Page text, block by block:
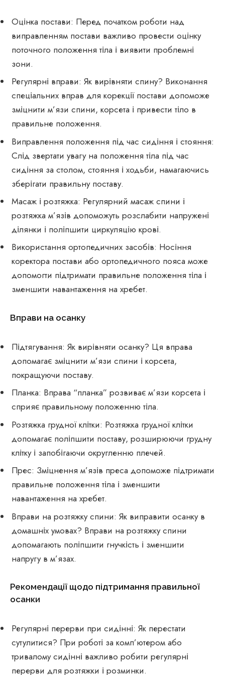
Оцінка постави: Перед початком роботи над
виправленням постави важливо провести оцінку
поточного положення тіла і виявити проблемні
зони.
Регулярні вправи: Як вирівняти спину? Виконання
спеціальних вправ для корекції постави допоможе
зміцнити м’язи спини, корсета і привести тіло в
правильне положення.
Виправлення положення під час сидіння і стояння:
Слід звертати увагу на положення тіла під час
сидіння за столом, стояння і ходьби, намагаючись
зберігати правильну поставу.
Масаж і розтяжка: Регулярний масаж спини і
розтяжка м’язів допоможуть розслабити напружені
ділянки і поліпшити циркуляцію крові.
Використання ортопедичних засобів: Носіння
коректора постави або ортопедичного пояса може
допомогти підтримати правильне положення тіла і
зменшити навантаження на хребет.
Вправи на осанку
Підтягування: Як вирівняти осанку? Ця вправа
допомагає зміцнити м’язи спини і корсета,
покращуючи поставу.
Планка: Вправа “планка” розвиває м’язи корсета і
сприяє правильному положенню тіла.
Розтяжка грудної клітки: Розтяжка грудної клітки
допомагає поліпшити поставу, розширюючи грудну
клітку і запобігаючи округленню плечей.
Прес: Зміцнення м’язів преса допоможе підтримати
правильне положення тіла і зменшити
навантаження на хребет.
Вправи на розтяжку спини: Як виправити осанку в
домашніх умовах? Вправи на розтяжку спини
допомагають поліпшити гнучкість і зменшити
напругу в м’язах.
Рекомендації щодо підтримання правильної
осанки
Регулярні перерви при сидінні: Як перестати
сутулитися? При роботі за комп’ютером або
тривалому сидінні важливо робити регулярні
перерви для розтяжки і розминки.